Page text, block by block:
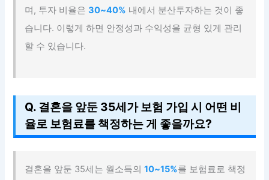
며, 투자 비율은30~40% 내에서 분산투자하는 것이 좋
습니다. 이렇게 하면 안정성과 수익성을 균형 있게 관리
할 수 있습니다.
Q. 결혼을 앞둔 35세가 보험 가입 시 어떤 비
율로 보험료를 책정하는 게 좋을까요?
결혼을 앞둔 35세는 월소득의10~15%를 보험료로 책정